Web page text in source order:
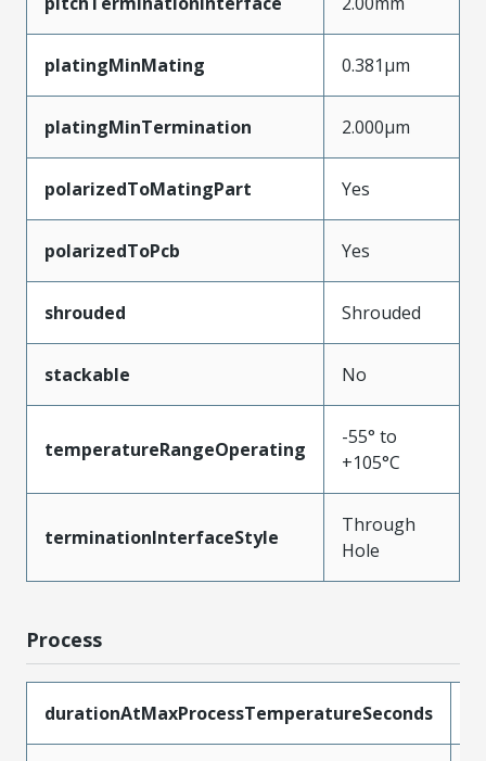
platingMinMating 0.381µm
platingMinTermination 2.000µm
polarizedToMatingPart Yes
polarizedToPcb Yes
shrouded Shrouded
stackable No
temperatureRangeOperating
-55° to
+105°C
terminationInterfaceStyle
Through
Hole
Process
durationAtMaxProcessTemperatureSeconds